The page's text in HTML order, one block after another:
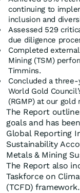
continuing to
inclusion and
Assessed 529
due diligence
Completed
Mining (TSM)
Timmins.
Concluded a
World Gold
(RGMP) at our
The Report
goals and has
Global Reporting
Sustainability
Metals & Mining
The Report also
Taskforce on
(TCFD) framework.